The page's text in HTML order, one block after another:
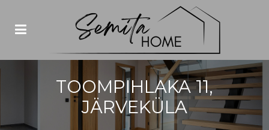
TOOMPIHLAKA 11,
JÄRVEKÜLA